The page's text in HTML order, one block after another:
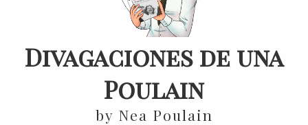
Divagaciones de una
Poulain
by Nea Poulain